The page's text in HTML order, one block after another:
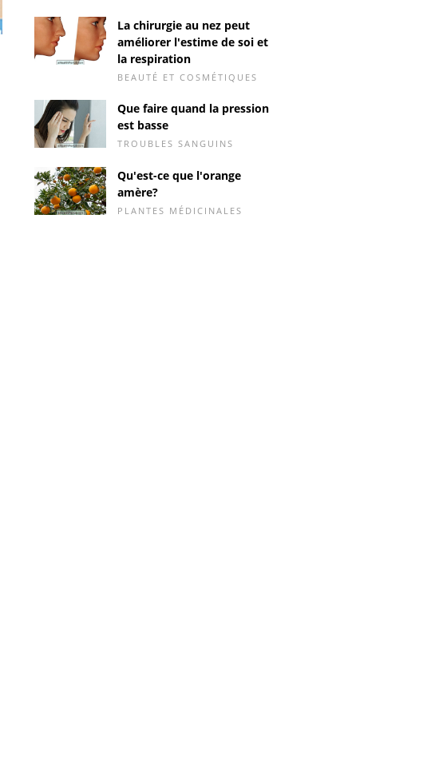
La chirurgie au nez peut
améliorer l'estime de soi et
la respiration
BEAUTÉ ET COSMÉTIQUES
Que faire quand la pression
est basse
TROUBLES SANGUINS
Qu'est-ce que l'orange
amère?
PLANTES MÉDICINALES